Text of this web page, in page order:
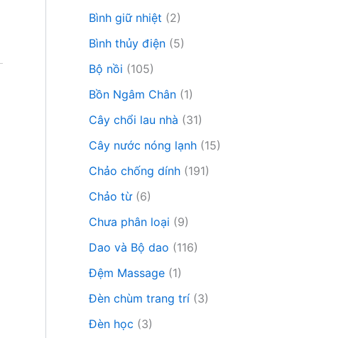
Bình giữ nhiệt (2)
Bình thủy điện (5)
Bộ nồi (105)
Bồn Ngâm Chân (1)
Cây chổi lau nhà (31)
Cây nước nóng lạnh (15)
Chảo chống dính (191)
Chảo từ (6)
Chưa phân loại (9)
Dao và Bộ dao (116)
Đệm Massage (1)
Đèn chùm trang trí (3)
Đèn học (3)